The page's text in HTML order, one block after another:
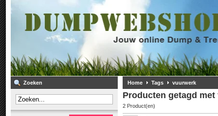
Zoeken Home Tags vuurwerk
Producten getagd
2 Product(en)